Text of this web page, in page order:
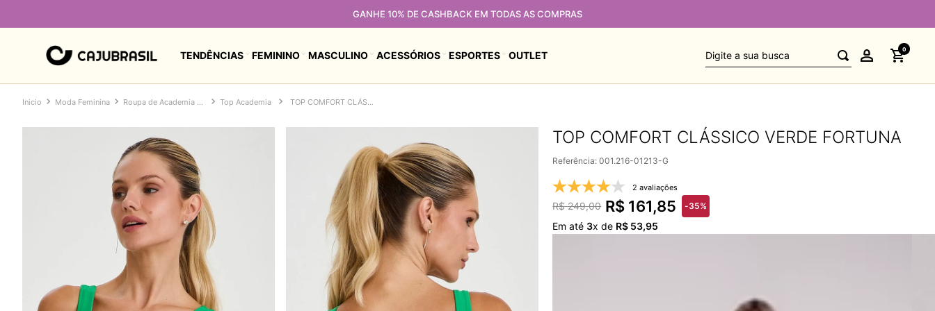
GANHE 10% DE CASHBACK EM TODAS AS COMPRAS
TENDÊNCIAS FEMININO MASCULINO ACESSÓRIOS ESPORTES OUTLET Digite a sua busca 0
Moda Feminina Roupa de Academia Feminina Top Academia TOP COMFORT CLÁSSICO VERDE FORTUNA
TOP COMFORT CLÁSSICO VERDE FORTUNA
Referência:001.216-01213-G
2 avaliações
R$ 249,00 R$ 161,85 -35%
Em até 3x de R$ 53,95